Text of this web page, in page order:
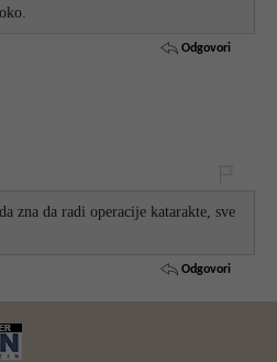
Odgovori
zna da radi operacije katarakte, sve
Odgovori